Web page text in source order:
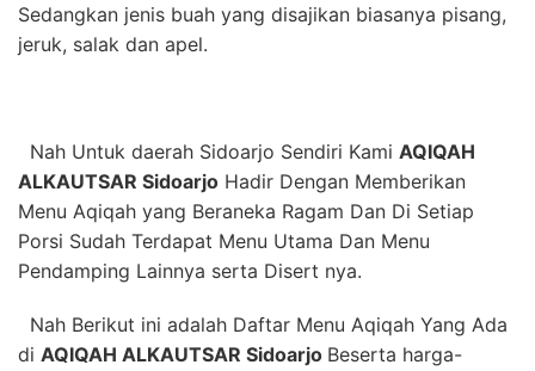
Sedangkan jenis buah yang disajikan biasanya pisang,
jeruk, salak dan apel.
Nah Untuk daerah Sidoarjo Sendiri Kami AQIQAH
ALKAUTSAR Sidoarjo Hadir Dengan Memberikan
Menu Aqiqah yang Beraneka Ragam Dan Di Setiap
Porsi Sudah Terdapat Menu Utama Dan Menu
Pendamping Lainnya serta Disert nya.
Nah Berikut ini adalah Daftar Menu Aqiqah Yang Ada
di AQIQAH ALKAUTSAR Sidoarjo Beserta harga-